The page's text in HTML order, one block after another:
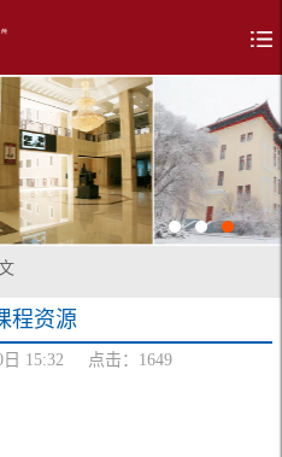
程资源
日 15:32 点击： 1649